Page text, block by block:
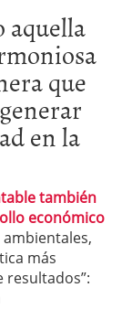
aquella
que
en la
también
económico
más
resultados”: